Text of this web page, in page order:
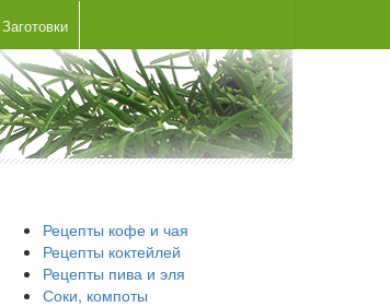
Заготовки
Рецепты кофе и чая
Рецепты коктейлей
Рецепты пива и эля
Соки, компоты